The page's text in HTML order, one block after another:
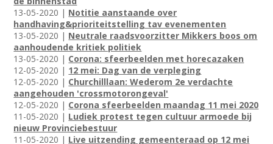
13-05-2020 | Notitie aanstaande over
handhaving&prioriteitstelling tav evenementen
13-05-2020 | Neutrale raadsvoorzitter Mikkers boos om
aanhoudende kritiek politiek
13-05-2020 | Corona: sfeerbeelden met horecazaken
12-05-2020 | 12 mei: Dag van de verpleging
12-05-2020 | Churchilllaan: Wederom 2e verdachte
aangehouden 'crossmotorongeval'
12-05-2020 | Corona sfeerbeelden maandag 11 mei 2020
11-05-2020 | Ludiek protest tegen cultuur armoede bij
nieuw Provinciebestuur
11-05-2020 | Live uitzending gemeenteraad op 12 mei